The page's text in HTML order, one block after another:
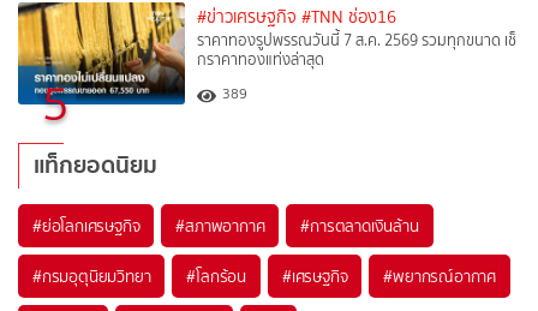
5
#ข่าวเศรษฐกิจ #TNN ช่อง16
ราคาทองรูปพรรณวันนี้ 7 ส.ค. 2569 รวมทุกขนาด เช็
กราคาทองแท่งล่าสุด
389
แท็กยอดนิยม
#ย่อโลกเศรษฐกิจ #สภาพอากาศ #การตลาดเงินล้าน
#กรมอุตุนิยมวิทยา #โลกร้อน #เศรษฐกิจ #พยากรณ์อากาศ